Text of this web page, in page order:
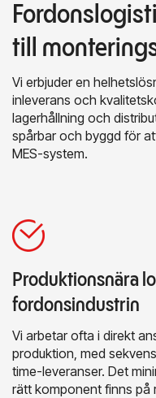
till
Vi erbjuder en
inleverans och
lagerhållning och
spårbar och byggd för
MES-system.
Produktionsnära
fordonsindustrin
Vi arbetar ofta i direkt
produktion, med
time-leveranser. Det
rätt komponent finns på